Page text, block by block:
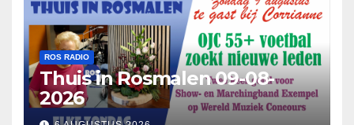
ROS RADIO
Thuis in Rosmalen 09-08-
2026